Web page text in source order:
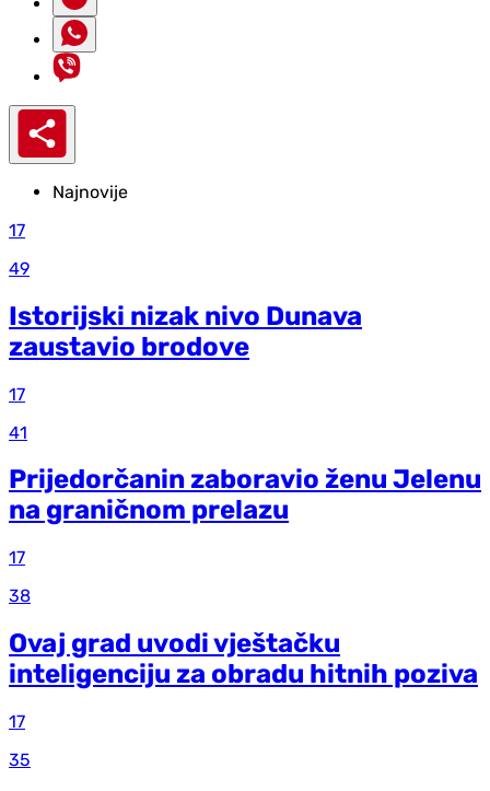
Najnovije
17
49
Istorijski nizak nivo Dunava
zaustavio brodove
17
41
Prijedorčanin zaboravio ženu Jelenu
na graničnom prelazu
17
38
Ovaj grad uvodi vještačku
inteligenciju za obradu hitnih poziva
17
35